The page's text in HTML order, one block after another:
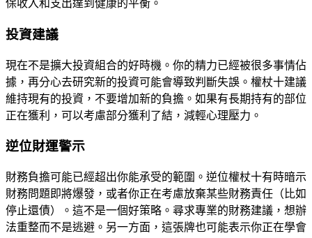
保收入和支出達到健康的平衡。
投資建議
現在不是擴大投資組合的好時機。你的精力已經被很多事情佔
據，再分心去研究新的投資可能會導致判斷失誤。權杖十建議
維持現有的投資，不要增加新的負擔。如果有長期持有的部位
正在獲利，可以考慮部分獲利了結，減輕心理壓力。
逆位財運警示
財務負擔可能已經超出你能承受的範圍。逆位權杖十有時暗示
財務問題即將爆發，或者你正在考慮放棄某些財務責任（比如
停止還債）。這不是一個好策略。尋求專業的財務建議，想辦
法重整而不是逃避。另一方面，這張牌也可能表示你正在學會